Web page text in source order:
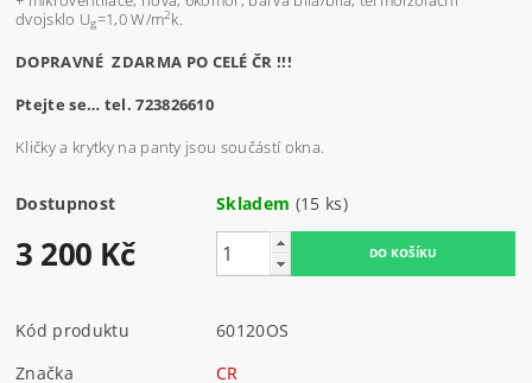
dvojsklo Ug=1,0 W/m2k.
DOPRAVNÉ ZDARMA PO CELÉ ČR !!!
Ptejte se… tel. 723826610
Kličky a krytky na panty jsou součástí okna.
Dostupnost Skladem (15 ks)
3 200 Kč
Kód produktu
60120OS
Značka
CR